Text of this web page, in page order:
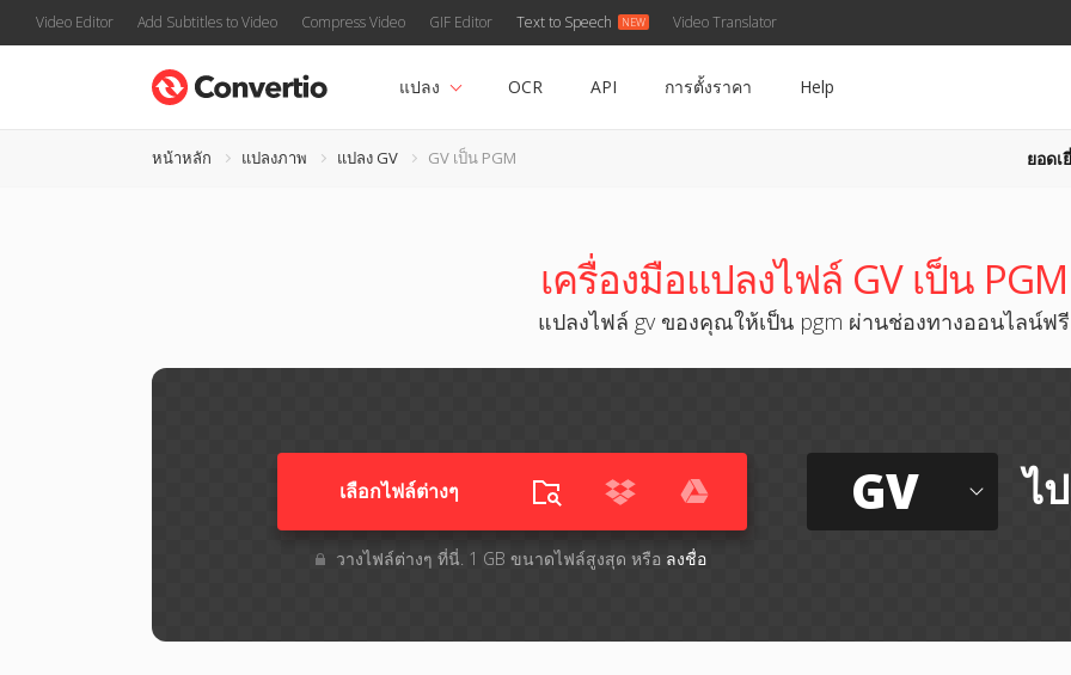
Video Editor Add Subtitles to Video Compress Video GIF Editor Text to Speech Video Translator
แปลง OCR API การตั้งราคา Help
หน้าหลัก แปลงภาพ แปลง GV GV เป็น PGM ยอดเ
เครื่องมือแปลงไฟล์ GV เป็น PGM
แปลงไฟล์ gv ของคุณให้เป็น pgm ผ่านช่องทางออนไลน์ฟรี
เลือกไฟล์ต่างๆ​
วางไฟล์ต่างๆ​ ที่นี่. 1 GB ขนาดไฟล์สูงสุด หรือ ลงชื่อ
GV ไ